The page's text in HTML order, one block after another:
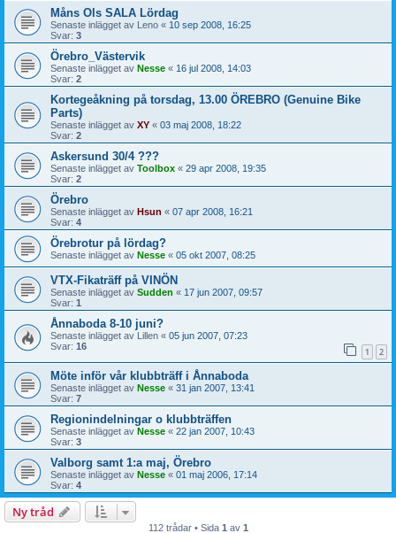
Måns Ols SALA Lördag
Senaste inlägget av Leno « 10 sep 2008, 16:25
Svar: 3
Örebro_Västervik
Senaste inlägget av Nesse « 16 jul 2008, 14:03
Svar: 2
Kortegeåkning på torsdag, 13.00 ÖREBRO (Genuine Bike
Parts)
Senaste inlägget av XY « 03 maj 2008, 18:22
Svar: 2
Askersund 30/4 ???
Senaste inlägget av Toolbox « 29 apr 2008, 19:35
Svar: 2
Örebro
Senaste inlägget av Hsun « 07 apr 2008, 16:21
Svar: 4
Örebrotur på lördag?
Senaste inlägget av Nesse « 05 okt 2007, 08:25
VTX-Fikaträff på VINÖN
Senaste inlägget av Sudden « 17 jun 2007, 09:57
Svar: 1
Ånnaboda 8-10 juni?
Senaste inlägget av Lillen « 05 jun 2007, 07:23
Svar: 16 1 2
Möte inför vår klubbträff i Ånnaboda
Senaste inlägget av Nesse « 31 jan 2007, 13:41
Svar: 7
Regionindelningar o klubbträffen
Senaste inlägget av Nesse « 22 jan 2007, 10:43
Svar: 3
Valborg samt 1:a maj, Örebro
Senaste inlägget av Nesse « 01 maj 2006, 17:14
Svar: 4
Ny tråd
112 trådar • Sida 1 av 1